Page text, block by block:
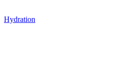
Hydration